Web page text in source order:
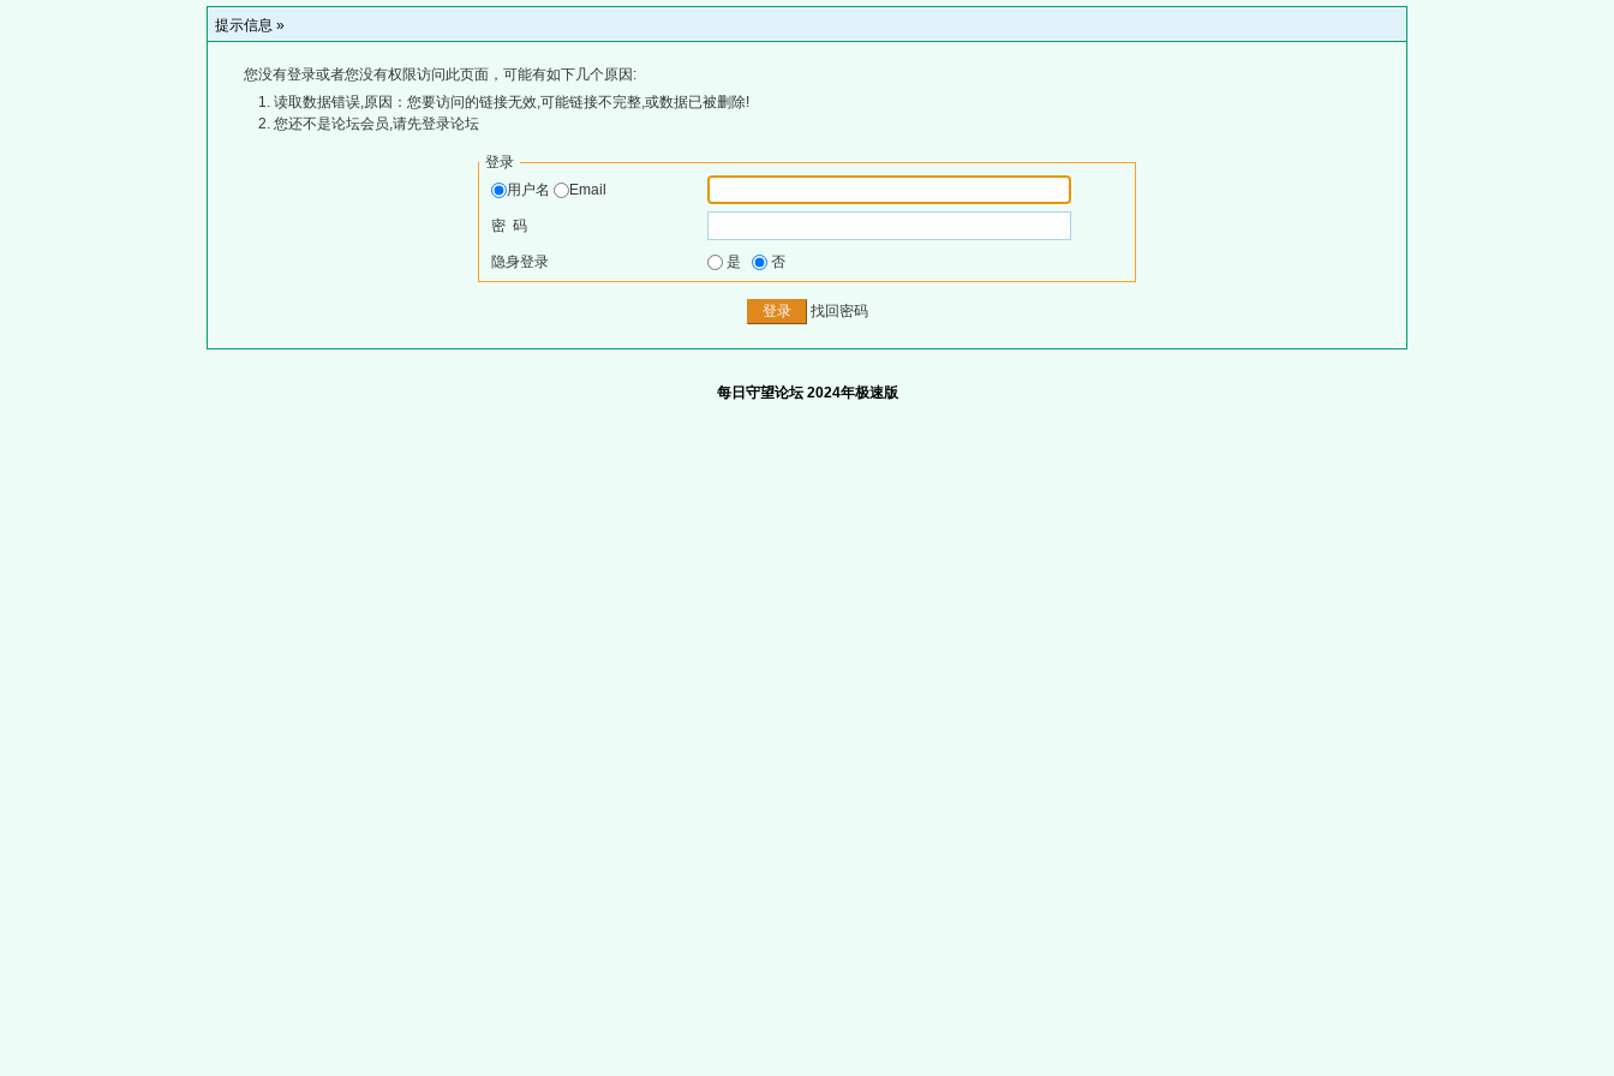
提示信息 »
您没有登录或者您没有权限访问此页面，可能有如下几个原因:
读取数据错误,原因：您要访问的链接无效,可能链接不完整,或数据已被删除!
您还不是论坛会员,请先登录论坛
登录
用户名
Email
密 码
隐身登录 是 否
找回密码
每日守望论坛 2024年极速版